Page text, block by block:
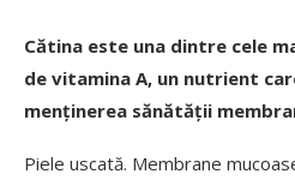
Cătina este una dintre cele
de vitamina A, un nutrient
menţinerea sănătăţii
Piele uscată. Membrane